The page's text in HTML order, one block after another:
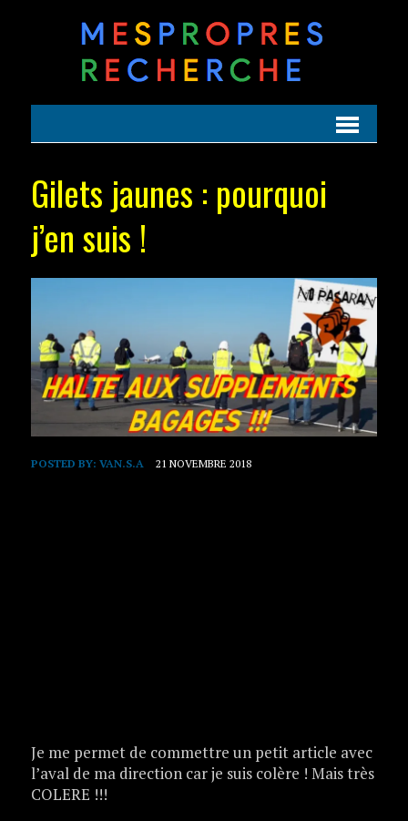
Gilets jaunes : pourquoi
j’en suis !
POSTED BY: VAN.S.A 21 NOVEMBRE 2018
Je me permet de commettre un petit article avec
l’aval de ma direction car je suis colère ! Mais très
COLERE !!!